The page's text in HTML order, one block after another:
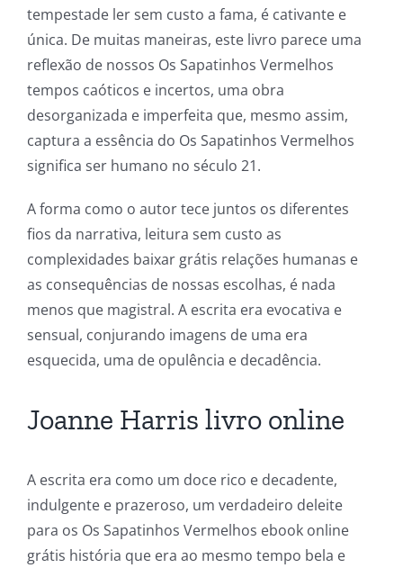
tempestade ler sem custo a fama, é cativante e
única. De muitas maneiras, este livro parece uma
reflexão de nossos Os Sapatinhos Vermelhos
tempos caóticos e incertos, uma obra
desorganizada e imperfeita que, mesmo assim,
captura a essência do Os Sapatinhos Vermelhos
significa ser humano no século 21.
A forma como o autor tece juntos os diferentes
fios da narrativa, leitura sem custo as
complexidades baixar grátis relações humanas e
as consequências de nossas escolhas, é nada
menos que magistral. A escrita era evocativa e
sensual, conjurando imagens de uma era
esquecida, uma de opulência e decadência.
Joanne Harris livro online
A escrita era como um doce rico e decadente,
indulgente e prazeroso, um verdadeiro deleite
para os Os Sapatinhos Vermelhos ebook online
grátis história que era ao mesmo tempo bela e